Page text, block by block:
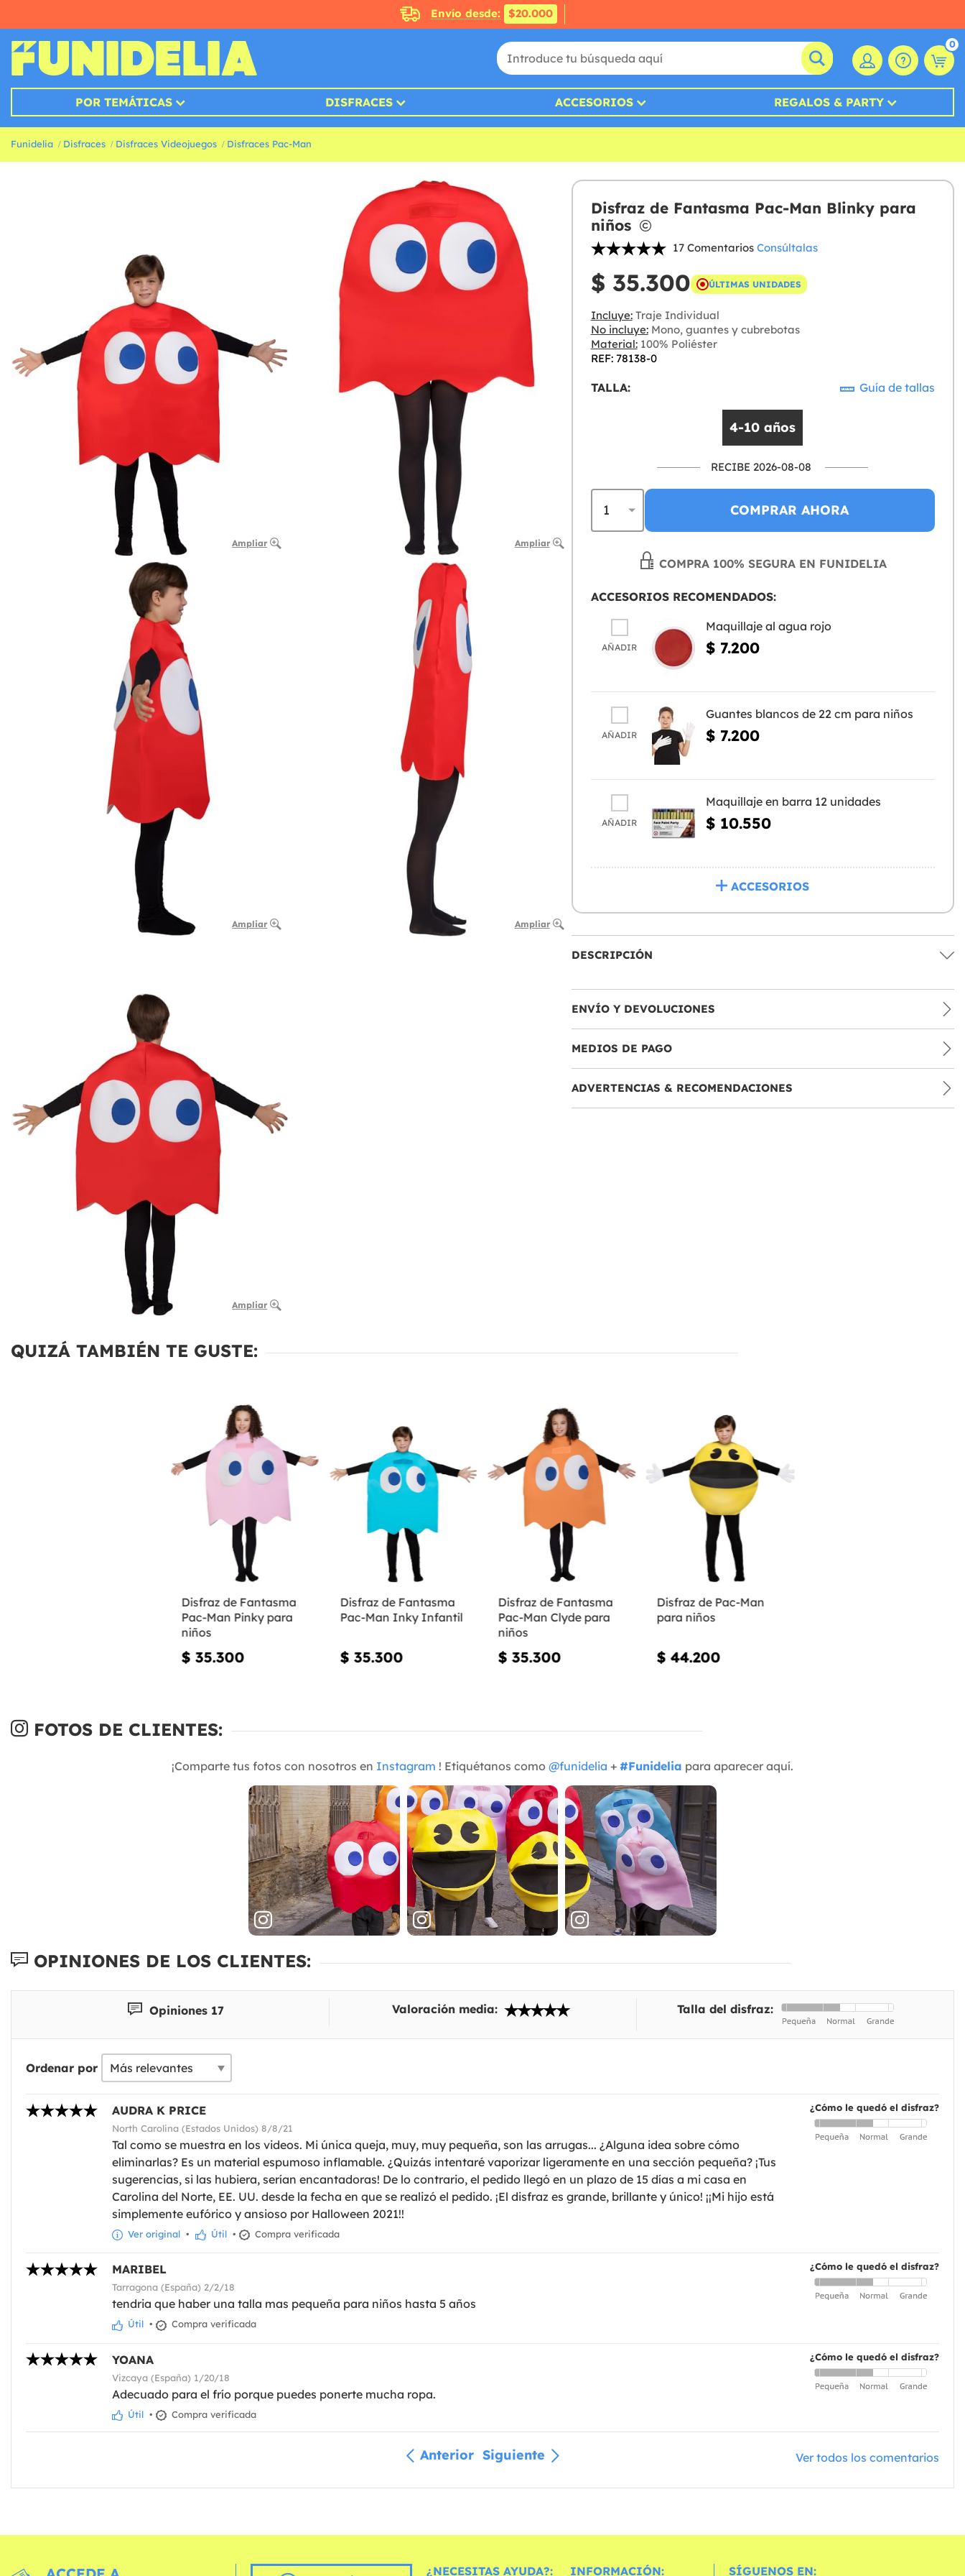
Envío desde: $20.000
0
POR TEMÁTICAS DISFRACES ACCESORIOS REGALOS & PARTY
Funidelia Disfraces Disfraces Videojuegos Disfraces Pac-Man
Ampliar Ampliar
Ampliar Ampliar
Ampliar
Disfraz de Fantasma Pac-Man Blinky para
niños
17 Comentarios Consúltalas
$ 35.300 ÚLTIMAS UNIDADES
Incluye:Traje Individual
No incluye:Mono, guantes y cubrebotas
Material:100% Poliéster
REF: 78138-0
TALLA: Guía de tallas
4-10 años
RECIBE 2026-08-08
COMPRAR AHORA
COMPRA 100% SEGURA EN FUNIDELIA
ACCESORIOS RECOMENDADOS:
AÑADIR
Maquillaje al agua rojo
$ 7.200
AÑADIR
Guantes blancos de 22 cm para niños
$ 7.200
AÑADIR
Maquillaje en barra 12 unidades
$ 10.550
ACCESORIOS
DESCRIPCIÓN
ENVÍO Y DEVOLUCIONES
MEDIOS DE PAGO
ADVERTENCIAS & RECOMENDACIONES
QUIZÁ TAMBIÉN TE GUSTE:
Disfraz de Fantasma
Pac-Man Pinky para
niños
$ 35.300
Disfraz de Fantasma
Pac-Man Inky Infantil
$ 35.300
Disfraz de Fantasma
Pac-Man Clyde para
niños
$ 35.300
Disfraz de Pac-Man
para niños
$ 44.200
FOTOS DE CLIENTES:
¡Comparte tus fotos con nosotros en Instagram ! Etiquétanos como @funidelia + #Funidelia para aparecer aquí.
OPINIONES DE LOS CLIENTES:
Opiniones 17 Valoración media: Talla del disfraz:
Ordenar por
¿Cómo le quedó el disfraz?
AUDRA K PRICE
North Carolina (Estados Unidos) 8/8/21
Tal como se muestra en los videos. Mi única queja, muy, muy pequeña, son las arrugas... ¿Alguna idea sobre cómo
eliminarlas? Es un material espumoso inflamable. ¿Quizás intentaré vaporizar ligeramente en una sección pequeña? ¡Tus
sugerencias, si las hubiera, serían encantadoras! De lo contrario, el pedido llegó en un plazo de 15 días a mi casa en
Carolina del Norte, EE. UU. desde la fecha en que se realizó el pedido. ¡El disfraz es grande, brillante y único! ¡¡Mi hijo está
simplemente eufórico y ansioso por Halloween 2021!!
Ver original • Útil • Compra verificada
¿Cómo le quedó el disfraz?
MARIBEL
Tarragona (España) 2/2/18
tendria que haber una talla mas pequeña para niños hasta 5 años
Útil • Compra verificada
¿Cómo le quedó el disfraz?
YOANA
Vizcaya (España) 1/20/18
Adecuado para el frío porque puedes ponerte mucha ropa.
Útil • Compra verificada
Anterior Siguiente Ver todos los comentarios
¿NECESITAS AYUDA?: INFORMACIÓN: SÍGUENOS EN: